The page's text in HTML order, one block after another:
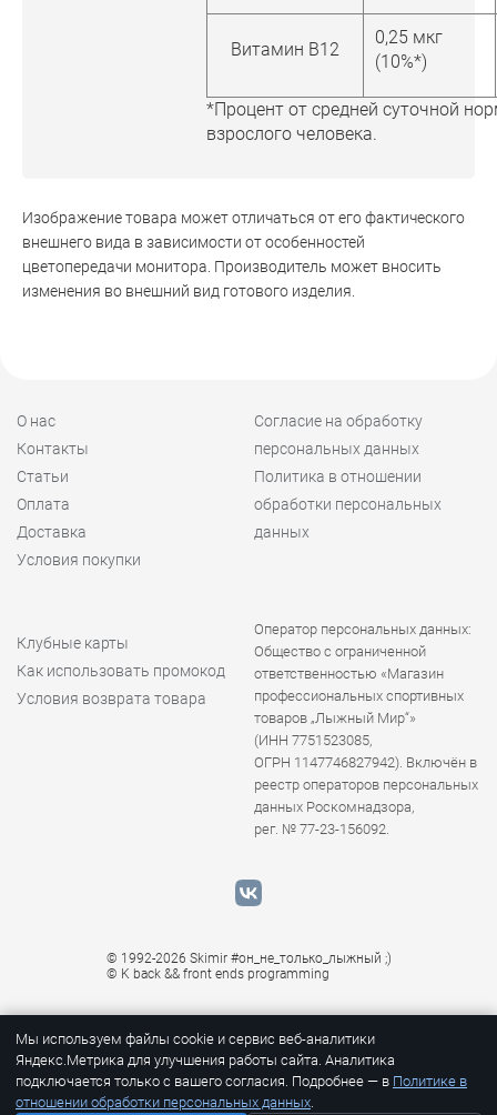
Витамин B12
0,25 мкг
(10%*)
*Процент от средней суточной
взрослого человека.
Изображение товара может отличаться от его фактического
внешнего вида в зависимости от особенностей
цветопередачи монитора. Производитель может вносить
изменения во внешний вид готового изделия.
О нас
Контакты
Статьи
Оплата
Доставка
Условия покупки
Согласие на обработку
персональных данных
Политика в отношении
обработки персональных
данных
Клубные карты
Как использовать промокод
Условия возврата товара
Оператор персональных данных:
Общество с ограниченной
ответственностью «Магазин
профессиональных спортивных
товаров „Лыжный Мир“»
(ИНН 7751523085,
ОГРН 1147746827942). Включён в
реестр операторов персональных
данных Роскомнадзора,
рег. № 77-23-156092.
© 1992-2026 Skimir #он_не_только_лыжный ;)
© K back && front ends programming
Мы используем файлы cookie и сервис веб-аналитики
Яндекс.Метрика для улучшения работы сайта. Аналитика
подключается только с вашего согласия. Подробнее — в Политике в
отношении обработки персональных данных.